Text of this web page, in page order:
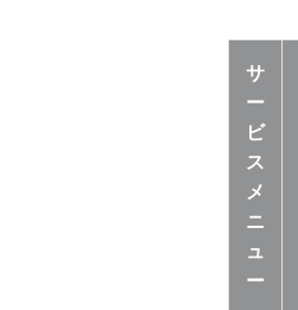
サ
ー
ビ
ス
メ
ニ
ュ
ー